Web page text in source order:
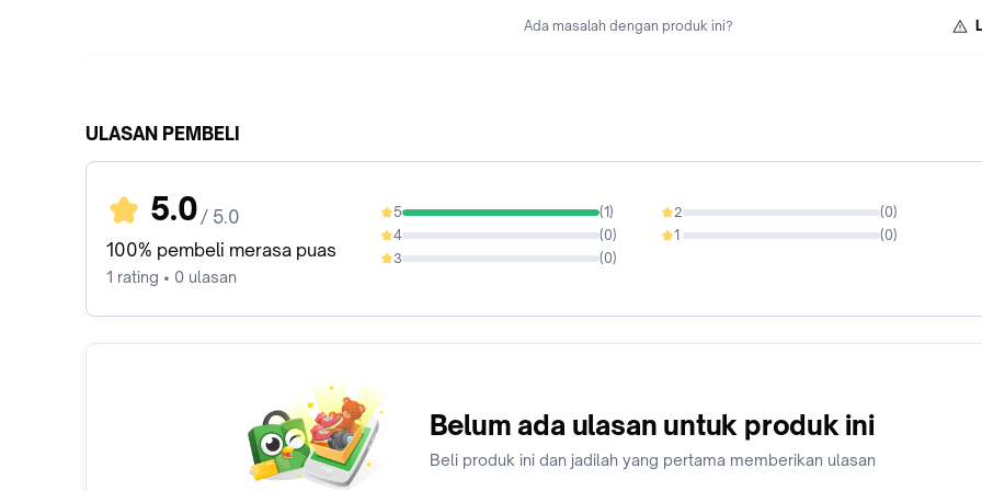
pertanyaan-pertanyaan fundamental lainnya seputar
Ada masalah dengan produk ini?
ULASAN PEMBELI
5.0 / 5.0
100% pembeli merasa puas
1 rating • 0 ulasan
5 (1)
100%
4 (0)
0%
3 (0)
0%
2 (0)
0%
1 (0)
0%
Belum ada ulasan untuk produk ini
Beli produk ini dan jadilah yang pertama memberikan ulasan